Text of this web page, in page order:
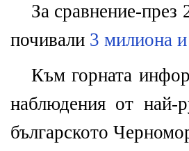
За сравнение-
почивали 3 милиона
Към горната
наблюдения от най-
българското